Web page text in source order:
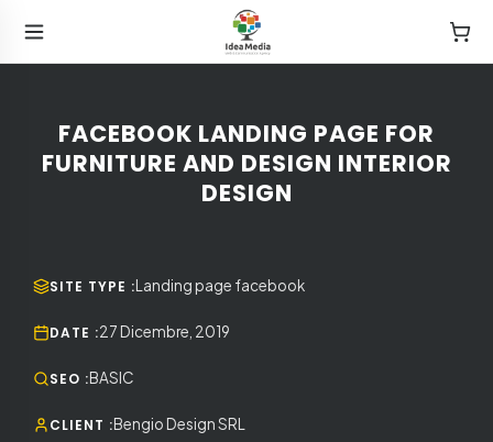
FACEBOOK LANDING PAGE FOR
FURNITURE AND DESIGN INTERIOR
DESIGN
SITE TYPE :Landing page facebook
DATE :27 Dicembre, 2019
SEO :BASIC
CLIENT :Bengio Design SRL